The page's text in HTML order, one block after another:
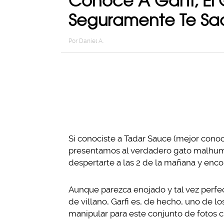
Seguramente Te
Por Daniel A.
Si conociste a Tadar Sauce (mejor
presentamos al verdadero gato
despertarte a las 2 de la mañana y
Aunque parezca enojado y tal vez
de villano, Garfi es, de hecho, uno de
manipular para este conjunto de fotos